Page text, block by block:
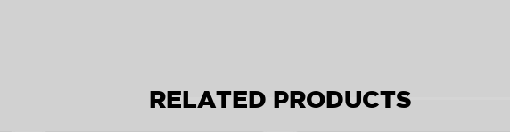
RELATED PRODUCTS